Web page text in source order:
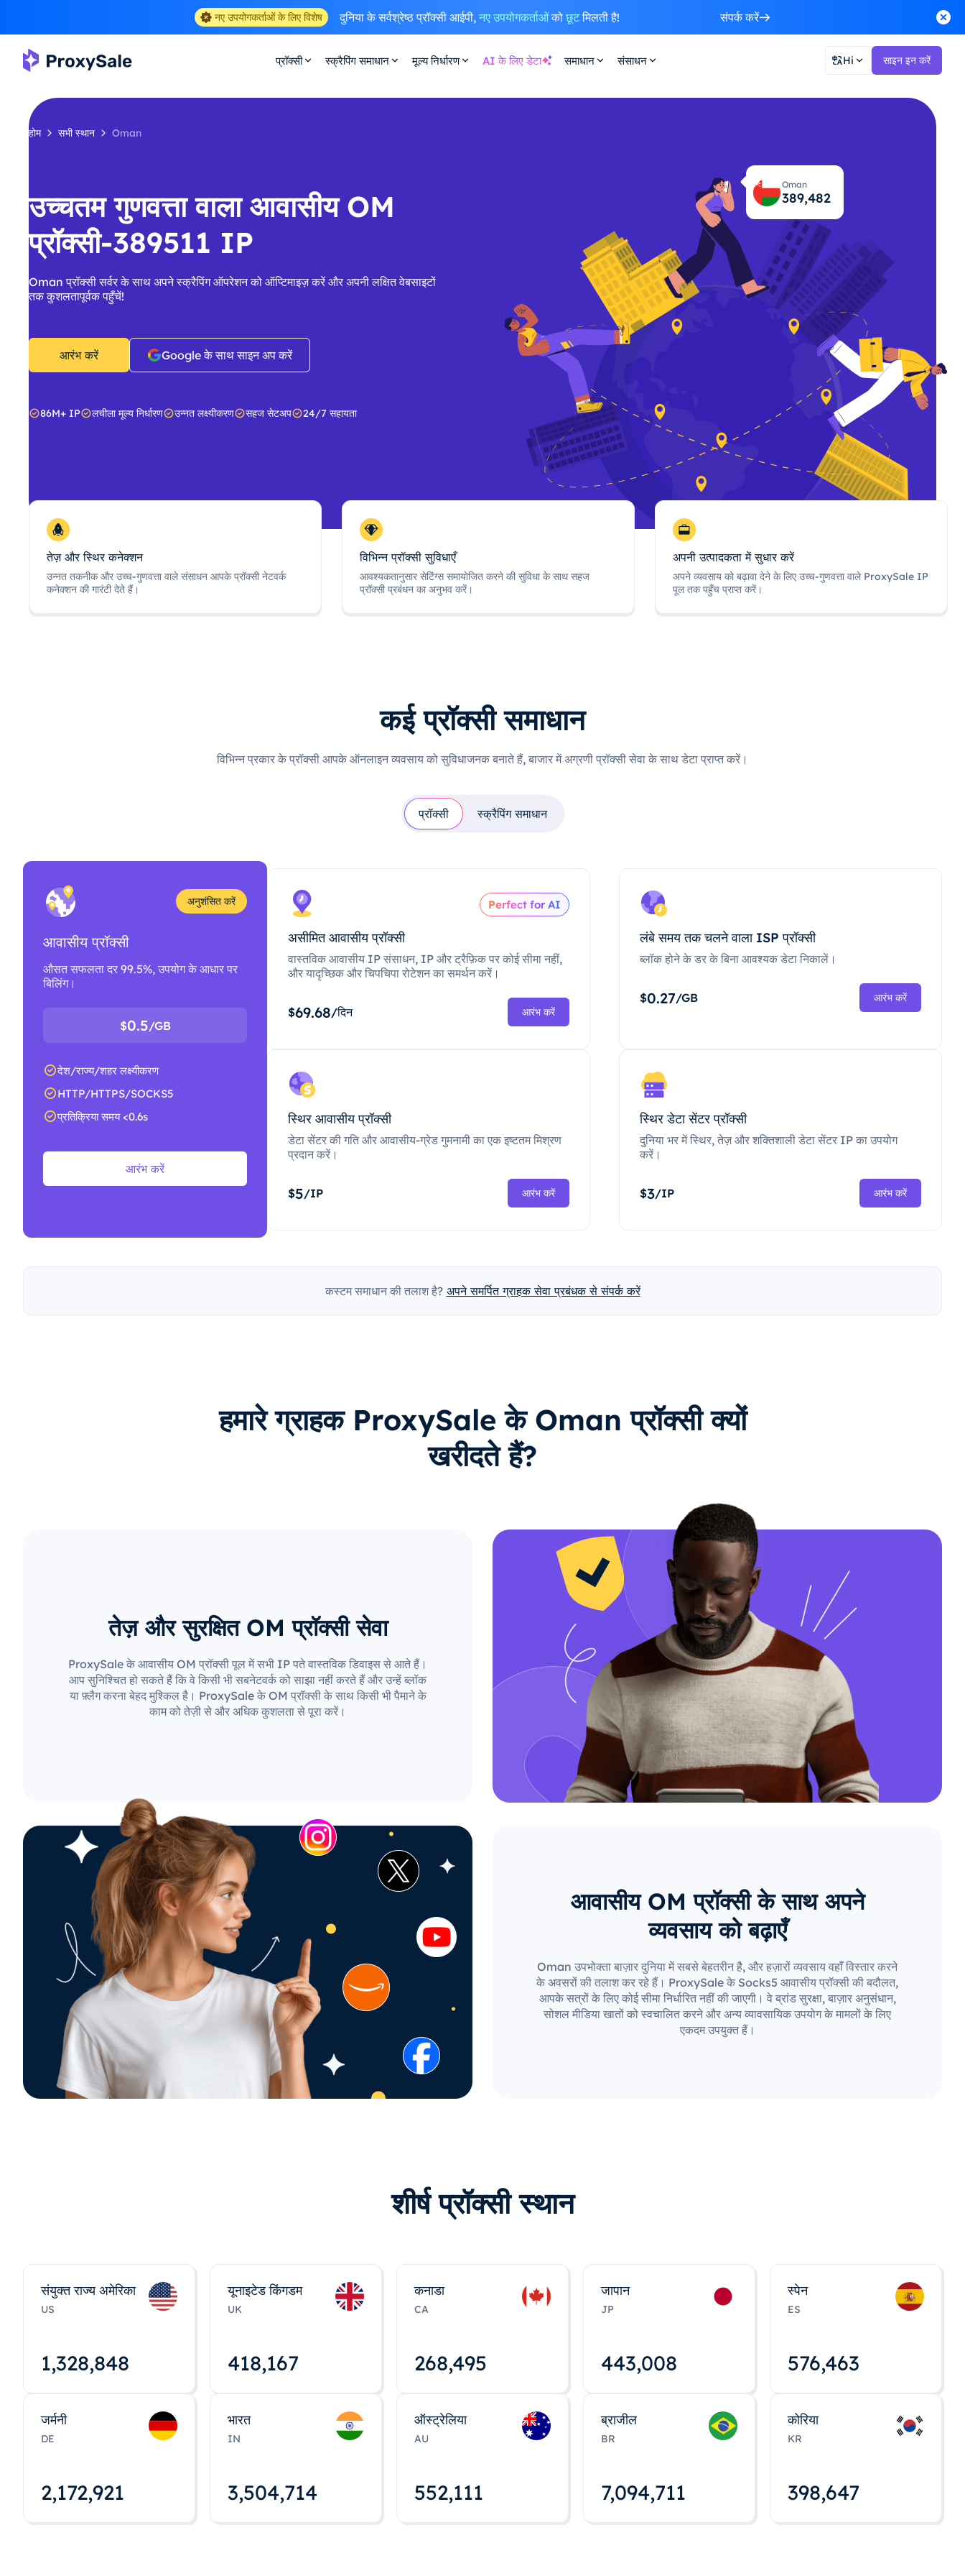
नए उपयोगकर्ताओं के लिए विशेष दुनिया के सर्वश्रेष्ठ प्रॉक्सी आईपी, नए उपयोगकर्ताओंको छूटमिलती है! संपर्क करें
प्रॉक्सी स्क्रैपिंग समाधान मूल्य निर्धारण AI के लिए डेटा समाधान संसाधन Hi साइन इन करें
होम सभी स्थान Oman
उच्चतम गुणवत्ता वाला आवासीय OM
प्रॉक्सी-389511 IP
Oman प्रॉक्सी सर्वर के साथ अपने स्क्रैपिंग ऑपरेशन को ऑप्टिमाइज़ करें और अपनी लक्षित वेबसाइटों
तक कुशलतापूर्वक पहुँचें!
आरंभ करें Google के साथ साइन अप करें
86M+ IP लचीला मूल्य निर्धारण उन्नत लक्ष्यीकरण सहज सेटअप 24/7 सहायता
Oman
389,511
तेज़ और स्थिर कनेक्शन
उन्नत तकनीक और उच्च-गुणवत्ता वाले संसाधन आपके प्रॉक्सी नेटवर्क
कनेक्शन की गारंटी देते हैं।
विभिन्न प्रॉक्सी सुविधाएँ
आवश्यकतानुसार सेटिंग्स समायोजित करने की सुविधा के साथ सहज
प्रॉक्सी प्रबंधन का अनुभव करें।
अपनी उत्पादकता में सुधार करें
अपने व्यवसाय को बढ़ावा देने के लिए उच्च-गुणवत्ता वाले ProxySale IP
पूल तक पहुँच प्राप्त करें।
कई प्रॉक्सी समाधान
विभिन्न प्रकार के प्रॉक्सी आपके ऑनलाइन व्यवसाय को सुविधाजनक बनाते हैं, बाजार में अग्रणी प्रॉक्सी सेवा के साथ डेटा प्राप्त करें।
प्रॉक्सी स्क्रैपिंग समाधान
अनुशंसित करें
आवासीय प्रॉक्सी
औसत सफलता दर 99.5%, उपयोग के आधार पर
बिलिंग।
$0.5/GB
देश/राज्य/शहर लक्ष्यीकरण
HTTP/HTTPS/SOCKS5
प्रतिक्रिया समय <0.6s
आरंभ करें
Perfect for AI
असीमित आवासीय प्रॉक्सी
वास्तविक आवासीय IP संसाधन, IP और ट्रैफ़िक पर कोई सीमा नहीं,
और यादृच्छिक और चिपचिपा रोटेशन का समर्थन करें।
$69.68/दिन आरंभ करें
लंबे समय तक चलने वाला ISP प्रॉक्सी
ब्लॉक होने के डर के बिना आवश्यक डेटा निकालें।
$0.27/GB आरंभ करें
स्थिर आवासीय प्रॉक्सी
डेटा सेंटर की गति और आवासीय-ग्रेड गुमनामी का एक इष्टतम मिश्रण
प्रदान करें।
$5/IP आरंभ करें
स्थिर डेटा सेंटर प्रॉक्सी
दुनिया भर में स्थिर, तेज़ और शक्तिशाली डेटा सेंटर IP का उपयोग
करें।
$3/IP आरंभ करें
कस्टम समाधान की तलाश है? अपने समर्पित ग्राहक सेवा प्रबंधक से संपर्क करें
हमारे ग्राहक ProxySale के Oman प्रॉक्सी क्यों
खरीदते हैं?
तेज़ और सुरक्षित OM प्रॉक्सी सेवा
ProxySale के आवासीय OM प्रॉक्सी पूल में सभी IP पते वास्तविक डिवाइस से आते हैं।
आप सुनिश्चित हो सकते हैं कि वे किसी भी सबनेटवर्क को साझा नहीं करते हैं और उन्हें ब्लॉक
या फ़्लैग करना बेहद मुश्किल है। ProxySale के OM प्रॉक्सी के साथ किसी भी पैमाने के
काम को तेज़ी से और अधिक कुशलता से पूरा करें।
आवासीय OM प्रॉक्सी के साथ अपने
व्यवसाय को बढ़ाएँ
Oman उपभोक्ता बाज़ार दुनिया में सबसे बेहतरीन है, और हज़ारों व्यवसाय वहाँ विस्तार करने
के अवसरों की तलाश कर रहे हैं। ProxySale के Socks5 आवासीय प्रॉक्सी की बदौलत,
आपके सत्रों के लिए कोई सीमा निर्धारित नहीं की जाएगी। वे ब्रांड सुरक्षा, बाज़ार अनुसंधान,
सोशल मीडिया खातों को स्वचालित करने और अन्य व्यावसायिक उपयोग के मामलों के लिए
एकदम उपयुक्त हैं।
शीर्ष प्रॉक्सी स्थान
संयुक्त राज्य अमेरिका
US
1,328,848
यूनाइटेड किंगडम
UK
418,167
कनाडा
CA
268,495
जापान
JP
443,008
स्पेन
ES
576,463
जर्मनी
DE
2,172,922
भारत
IN
3,504,715
ऑस्ट्रेलिया
AU
552,112
ब्राजील
BR
7,094,712
कोरिया
KR
398,648